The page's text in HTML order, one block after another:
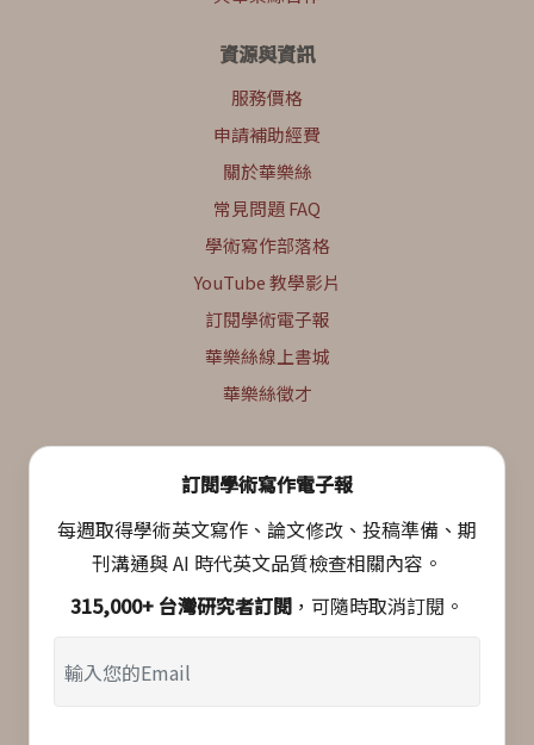
資源與資訊
服務價格
申請補助經費
關於華樂絲
常見問題 FAQ
學術寫作部落格
YouTube 教學影片
訂閱學術電子報
華樂絲線上書城
華樂絲徵才
訂閱學術寫作電子報
每週取得學術英文寫作、論文修改、投稿準備、期
刊溝通與 AI 時代英文品質檢查相關內容。
315,000+ 台灣研究者訂閱 ，可隨時取消訂閱。